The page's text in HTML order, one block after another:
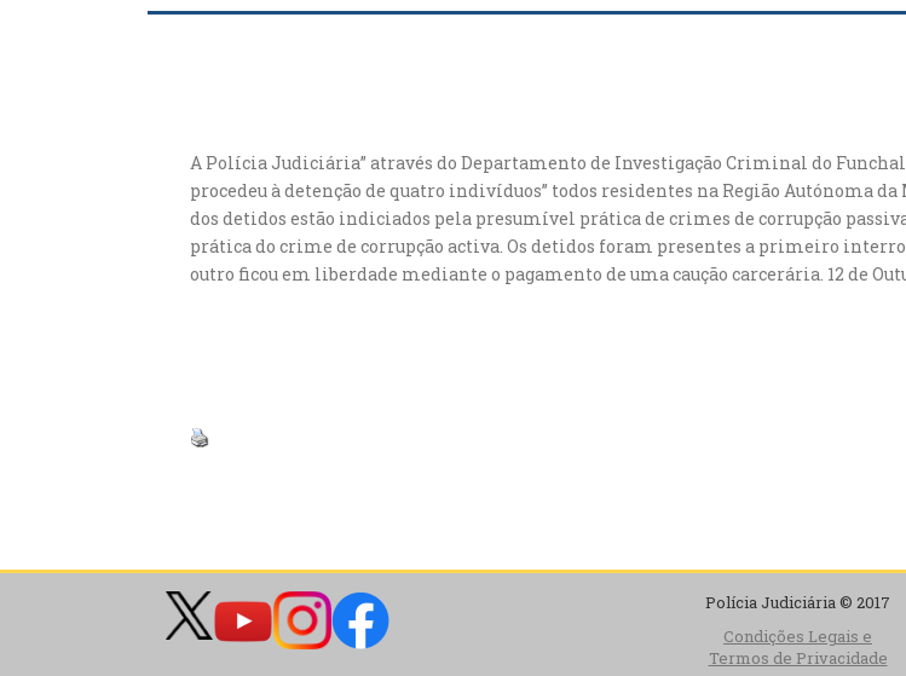
A Polícia Judiciária” através do Departamento de Investigação Criminal do
procedeu à detenção de quatro indivíduos” todos residentes na Região Autónoma
dos detidos estão indiciados pela presumível prática de crimes de corrupção
prática do crime de corrupção activa. Os detidos foram presentes a primeiro
outro ficou em liberdade mediante o pagamento de uma caução carcerária. 12 de
Polícia Judiciária © 2017
Condições Legais e
Termos de Privacidade